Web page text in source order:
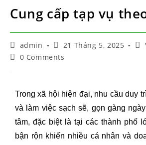
Cung cấp tạp vụ
admin 21 Tháng 5, 2025
0 Comments
Trong xã hội hiện đại, nhu cầu duy
và làm việc sạch sẽ, gọn gàng
tâm, đặc biệt là tại các thành phố
bận rộn khiến nhiều cá nhân và